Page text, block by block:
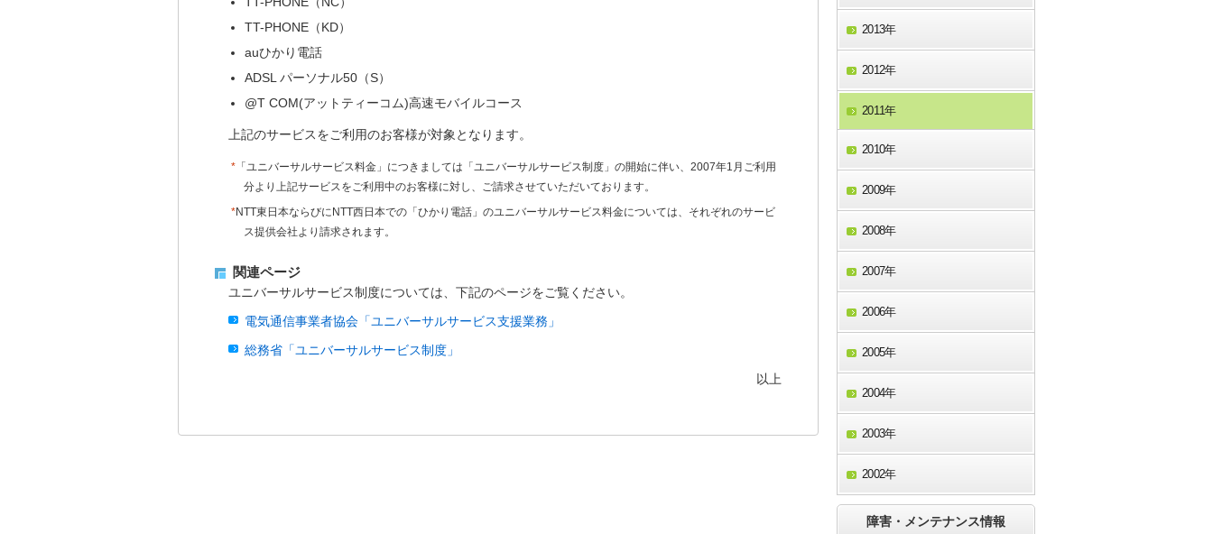
2013年
2012年
2011年
2010年
2009年
2008年
2007年
2006年
2005年
2004年
2003年
2002年
障害・メンテナンス情報
TT-PHONE（KD）
auひかり電話
ADSL パーソナル50（S）
@T COM(アットティーコム)高速モバイルコース
上記のサービスをご利用のお客様が対象となります。
* 「ユニバーサルサービス料金」につきましては「ユニバーサルサービス制度」の開始に伴い、2007年1月ご利用
分より上記サービスをご利用中のお客様に対し、ご請求させていただいております。
*NTT東日本ならびにNTT西日本での「ひかり電話」のユニバーサルサービス料金については、それぞれのサービ
ス提供会社より請求されます。
関連ページ
ユニバーサルサービス制度については、下記のページをご覧ください。
電気通信事業者協会「ユニバーサルサービス支援業務」
総務省「ユニバーサルサービス制度」
以上